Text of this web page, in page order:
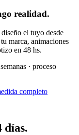
realidad.
el tuyo desde
marca, animaciones
en 48 hs.
· proceso
completo
días.